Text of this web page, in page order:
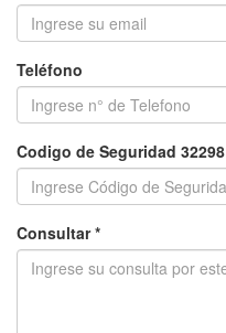
Teléfono
Codigo de Seguridad 32298
Consultar *